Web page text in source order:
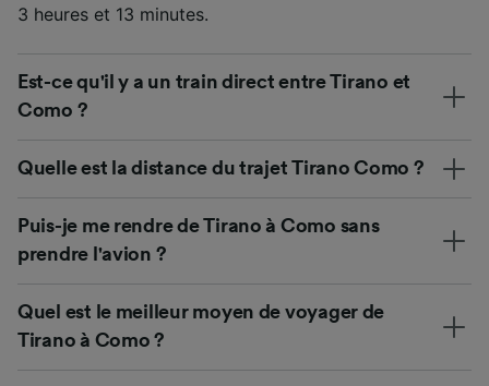
3 heures et 13 minutes.
Est-ce qu'il y a un train direct entre Tirano et
Como ?
Quelle est la distance du trajet Tirano Como ?
Puis-je me rendre de Tirano à Como sans
prendre l'avion ?
Quel est le meilleur moyen de voyager de
Tirano à Como ?